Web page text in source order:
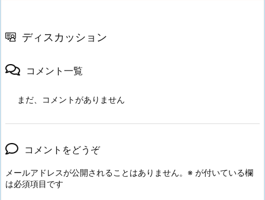
ディスカッション
コメント一覧
まだ、コメントがありません
コメントをどうぞ
メールアドレスが公開されることはありません。 ※ が付いている欄
は必須項目です